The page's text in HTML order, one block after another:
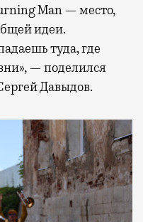
Man — место,
идеи.
туда, где
— поделился
Давыдов.